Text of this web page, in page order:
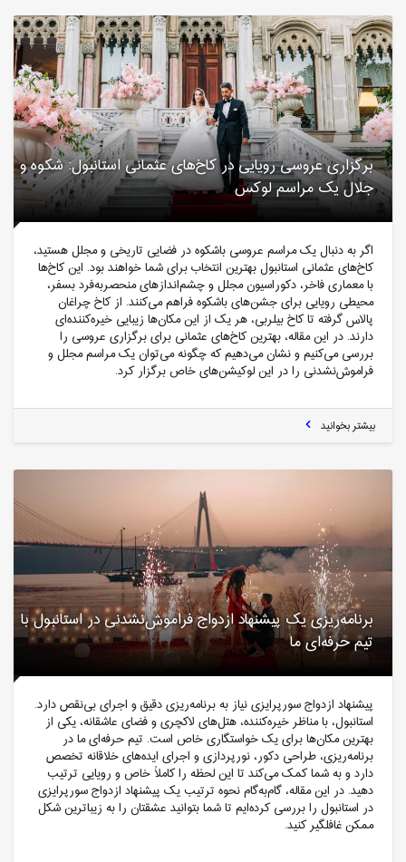
برگزاری عروسی رویایی در کاخ‌های عثمانی استانبول: شکوه و
جلال یک مراسم لوکس
اگر به دنبال یک مراسم عروسی باشکوه در فضایی تاریخی و مجلل هستید،
کاخ‌های عثمانی استانبول بهترین انتخاب برای شما خواهند بود. این کاخ‌ها
با معماری فاخر، دکوراسیون مجلل و چشم‌اندازهای منحصربه‌فرد بسفر،
محیطی رویایی برای جشن‌های باشکوه فراهم می‌کنند. از کاخ چراغان
پالاس گرفته تا کاخ بیلربی، هر یک از این مکان‌ها زیبایی خیره‌کننده‌ای
دارند. در این مقاله، بهترین کاخ‌های عثمانی برای برگزاری عروسی را
بررسی می‌کنیم و نشان می‌دهیم که چگونه می‌توان یک مراسم مجلل و
فراموش‌نشدنی را در این لوکیشن‌های خاص برگزار کرد.
بیشتر بخوانید
برنامه‌ریزی یک پیشنهاد ازدواج فراموش‌نشدنی در استانبول با
تیم حرفه‌ای ما
پیشنهاد ازدواج سورپرایزی نیاز به برنامه‌ریزی دقیق و اجرای بی‌نقص دارد.
استانبول، با مناظر خیره‌کننده، هتل‌های لاکچری و فضای عاشقانه، یکی از
بهترین مکان‌ها برای یک خواستگاری خاص است. تیم حرفه‌ای ما در
برنامه‌ریزی، طراحی دکور، نورپردازی و اجرای ایده‌های خلاقانه تخصص
دارد و به شما کمک می‌کند تا این لحظه را کاملاً خاص و رویایی ترتیب
دهید. در این مقاله، گام‌به‌گام نحوه ترتیب یک پیشنهاد ازدواج سورپرایزی
در استانبول را بررسی کرده‌ایم تا شما بتوانید عشقتان را به زیباترین شکل
ممکن غافلگیر کنید.